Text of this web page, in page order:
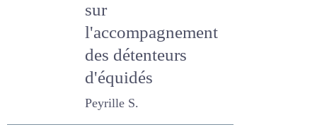
conseiller de terrain
sur
l'accompagnement
des détenteurs
d'équidés